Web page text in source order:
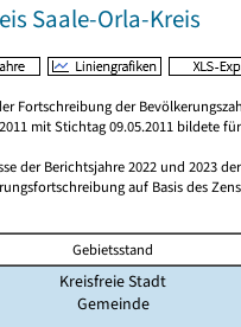
Saale-Orla-Kreis
Fortschreibung der
mit Stichtag 09.05.2011 bildete
der Berichtsjahre 2022 und 2023
auf Basis des
Gebietsstand
Kreisfreie Stadt
Gemeinde